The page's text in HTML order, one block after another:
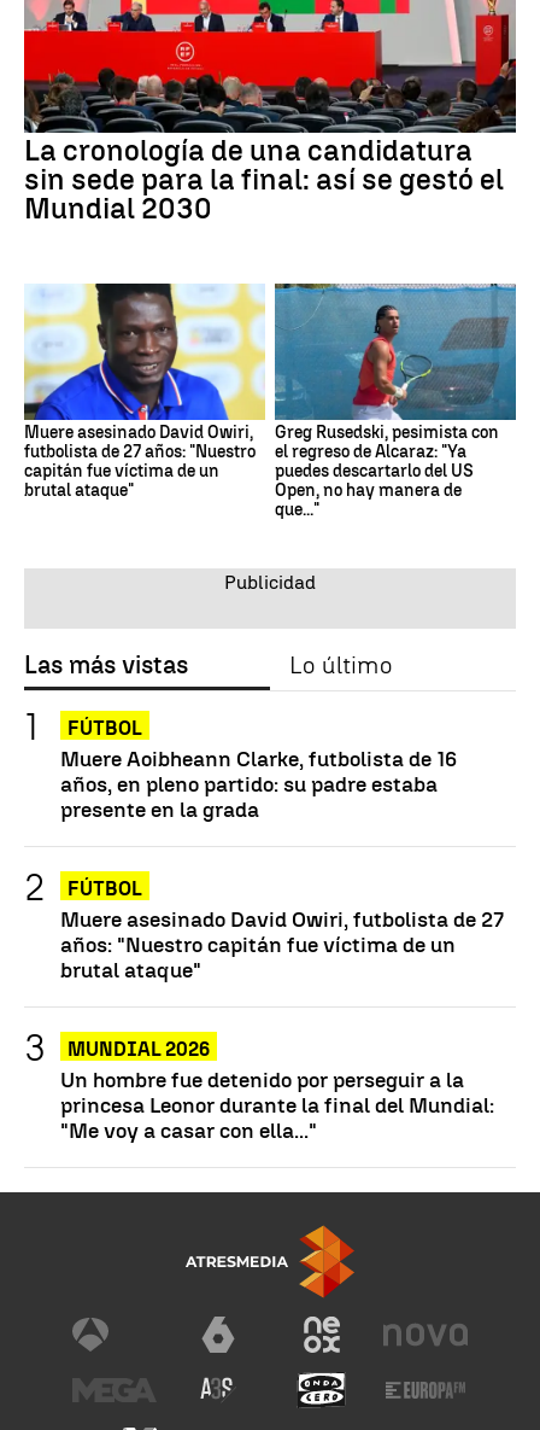
La cronología de una candidatura
sin sede para la final: así se gestó el
Mundial 2030
Muere asesinado David Owiri,
futbolista de 27 años: "Nuestro
capitán fue víctima de un
brutal ataque"
Greg Rusedski, pesimista con
el regreso de Alcaraz: "Ya
puedes descartarlo del US
Open, no hay manera de
que..."
Las más vistas Lo último
FÚTBOL
Muere Aoibheann Clarke, futbolista de 16
años, en pleno partido: su padre estaba
presente en la grada
FÚTBOL
Muere asesinado David Owiri, futbolista de 27
años: "Nuestro capitán fue víctima de un
brutal ataque"
MUNDIAL 2026
Un hombre fue detenido por perseguir a la
princesa Leonor durante la final del Mundial:
"Me voy a casar con ella..."